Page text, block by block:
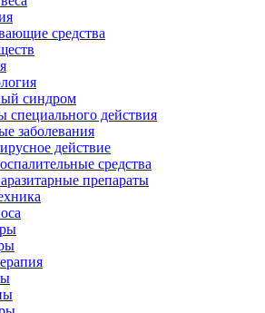
средства
синдром
специального действия
заболевания
действие
средства
препараты